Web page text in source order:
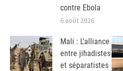
contre Ebola
6 août 2026
Mali : L’alliance
entre jihadistes
et séparatistes